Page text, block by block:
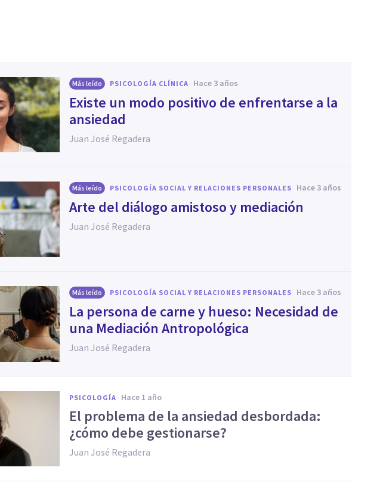
Más leído PSICOLOGÍA CLÍNICA hace 3 años
Existe un modo positivo de enfrentarse a la
ansiedad
Juan José Regadera
Más leído PSICOLOGÍA SOCIAL Y RELACIONES PERSONALES hace 3 años
Arte del diálogo amistoso y mediación
Juan José Regadera
Más leído PSICOLOGÍA SOCIAL Y RELACIONES PERSONALES hace 3 años
La persona de carne y hueso: Necesidad de
una Mediación Antropológica
Juan José Regadera
PSICOLOGÍA hace 1 año
El problema de la ansiedad desbordada:
¿cómo debe gestionarse?
Juan José Regadera